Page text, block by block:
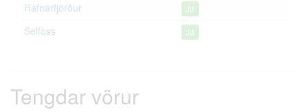
Hafnarfjörður Já
Selfoss Já
Tengdar vörur